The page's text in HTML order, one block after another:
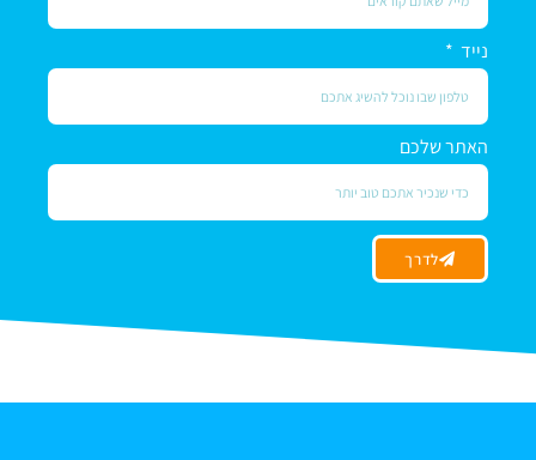
נייד
האתר שלכם
לדרך